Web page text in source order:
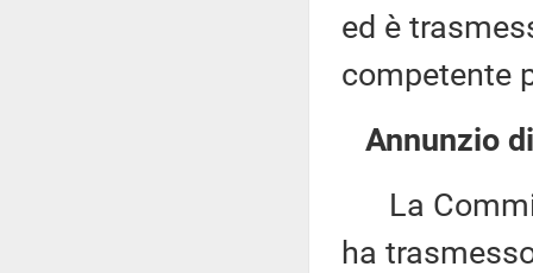
ed è
competente
Annunzio
La
ha